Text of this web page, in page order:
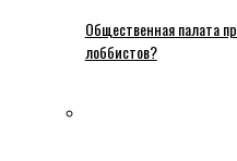
Общественная палата
лоббистов?